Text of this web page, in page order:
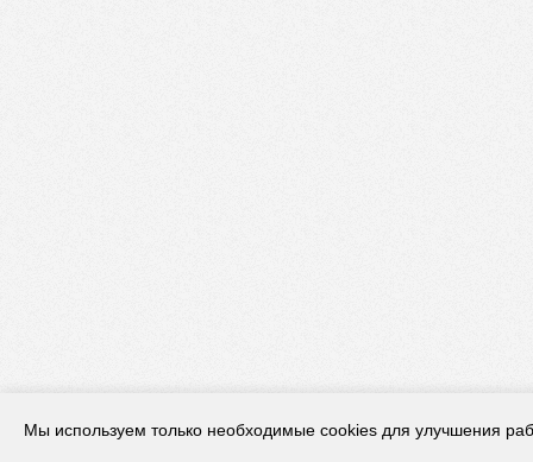
Мы используем только необходимые cookies для улучшения